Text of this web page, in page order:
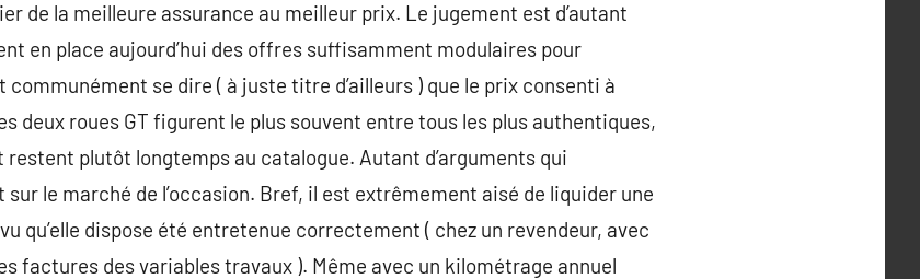
de la meilleure assurance au meilleur prix. Le jugement est d’autant
en place aujourd’hui des offres suffisamment modulaires pour
communément se dire ( à juste titre d’ailleurs ) que le prix consenti à
deux roues GT figurent le plus souvent entre tous les plus authentiques,
plutôt longtemps au catalogue. Autant d’arguments qui
le marché de l’occasion. Bref, il est extrêmement aisé de liquider une
qu’elle dispose été entretenue correctement ( chez un revendeur, avec
factures des variables travaux ). Même avec un kilométrage annuel